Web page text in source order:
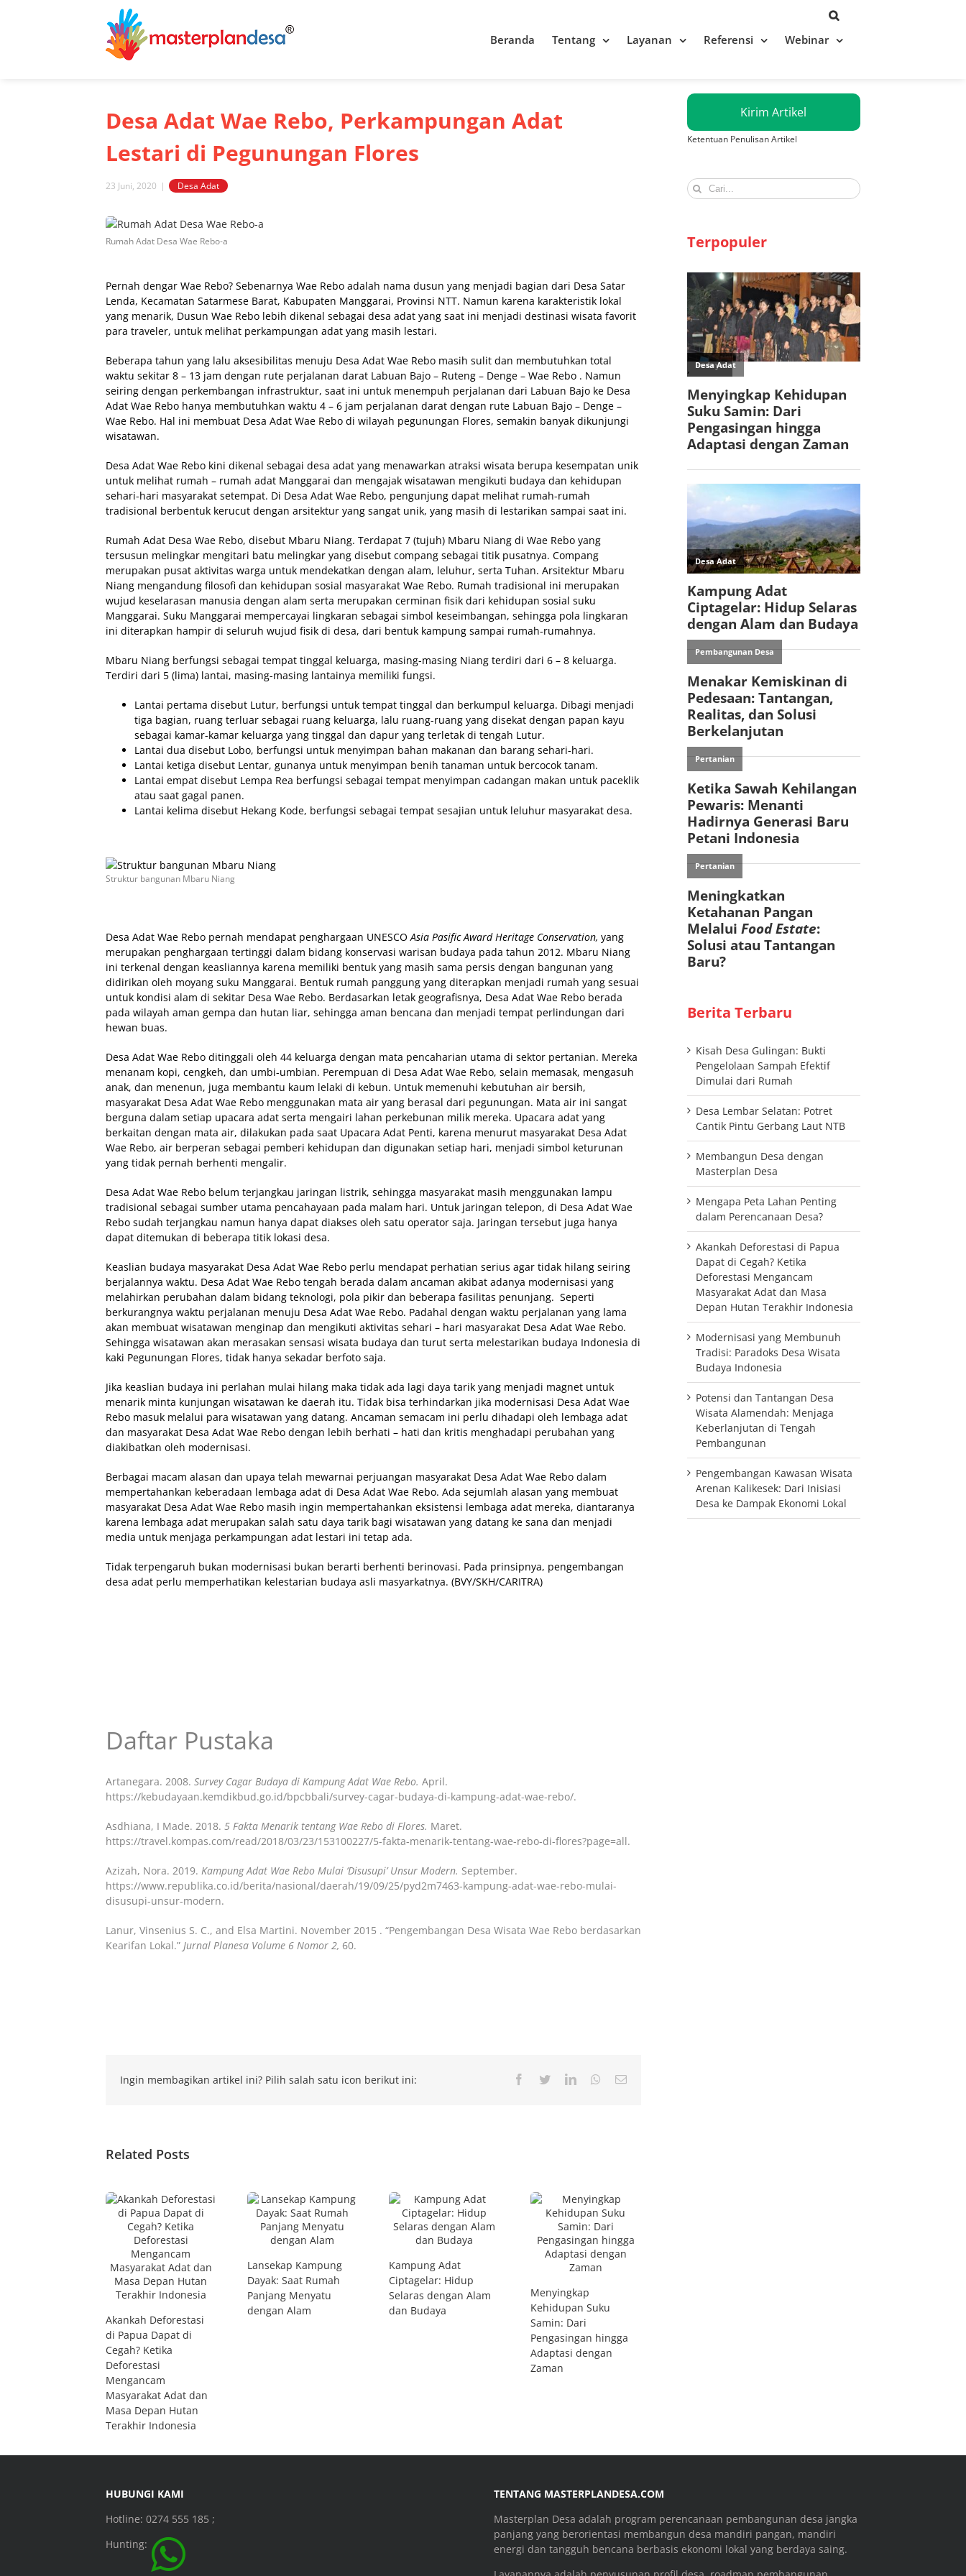
Beranda Tentang Layanan Referensi Webinar
Desa Adat Wae Rebo, Perkampungan Adat
Lestari di Pegunungan Flores
23 Juni, 2020 | Desa Adat
View
Larger
Rumah Adat Desa Wae Rebo-a
Pernah dengar Wae Rebo? Sebenarnya Wae Rebo adalah nama dusun yang menjadi bagian dari Desa Satar
Lenda, Kecamatan Satarmese Barat, Kabupaten Manggarai, Provinsi NTT. Namun karena karakteristik lokal
yang menarik, Dusun Wae Rebo lebih dikenal sebagai desa adat yang saat ini menjadi destinasi wisata favorit
para traveler, untuk melihat perkampungan adat yang masih lestari.
Beberapa tahun yang lalu aksesibilitas menuju Desa Adat Wae Rebo masih sulit dan membutuhkan total
waktu sekitar 8 – 13 jam dengan rute perjalanan darat Labuan Bajo – Ruteng – Denge – Wae Rebo . Namun
seiring dengan perkembangan infrastruktur, saat ini untuk menempuh perjalanan dari Labuan Bajo ke Desa
Adat Wae Rebo hanya membutuhkan waktu 4 – 6 jam perjalanan darat dengan rute Labuan Bajo – Denge –
Wae Rebo. Hal ini membuat Desa Adat Wae Rebo di wilayah pegunungan Flores, semakin banyak dikunjungi
wisatawan.
Desa Adat Wae Rebo kini dikenal sebagai desa adat yang menawarkan atraksi wisata berupa kesempatan unik
untuk melihat rumah – rumah adat Manggarai dan mengajak wisatawan mengikuti budaya dan kehidupan
sehari-hari masyarakat setempat. Di Desa Adat Wae Rebo, pengunjung dapat melihat rumah-rumah
tradisional berbentuk kerucut dengan arsitektur yang sangat unik, yang masih di lestarikan sampai saat ini.
Rumah Adat Desa Wae Rebo, disebut Mbaru Niang. Terdapat 7 (tujuh) Mbaru Niang di Wae Rebo yang
tersusun melingkar mengitari batu melingkar yang disebut compang sebagai titik pusatnya. Compang
merupakan pusat aktivitas warga untuk mendekatkan dengan alam, leluhur, serta Tuhan. Arsitektur Mbaru
Niang mengandung filosofi dan kehidupan sosial masyarakat Wae Rebo. Rumah tradisional ini merupakan
wujud keselarasan manusia dengan alam serta merupakan cerminan fisik dari kehidupan sosial suku
Manggarai. Suku Manggarai mempercayai lingkaran sebagai simbol keseimbangan, sehingga pola lingkaran
ini diterapkan hampir di seluruh wujud fisik di desa, dari bentuk kampung sampai rumah-rumahnya.
Mbaru Niang berfungsi sebagai tempat tinggal keluarga, masing-masing Niang terdiri dari 6 – 8 keluarga.
Terdiri dari 5 (lima) lantai, masing-masing lantainya memiliki fungsi.
Lantai pertama disebut Lutur, berfungsi untuk tempat tinggal dan berkumpul keluarga. Dibagi menjadi
tiga bagian, ruang terluar sebagai ruang keluarga, lalu ruang-ruang yang disekat dengan papan kayu
sebagai kamar-kamar keluarga yang tinggal dan dapur yang terletak di tengah Lutur.
Lantai dua disebut Lobo, berfungsi untuk menyimpan bahan makanan dan barang sehari-hari.
Lantai ketiga disebut Lentar, gunanya untuk menyimpan benih tanaman untuk bercocok tanam.
Lantai empat disebut Lempa Rea berfungsi sebagai tempat menyimpan cadangan makan untuk paceklik
atau saat gagal panen.
Lantai kelima disebut Hekang Kode, berfungsi sebagai tempat sesajian untuk leluhur masyarakat desa.
Struktur bangunan Mbaru Niang
Desa Adat Wae Rebo pernah mendapat penghargaan UNESCOAsia Pasific Award Heritage Conservation, yang
merupakan penghargaan tertinggi dalam bidang konservasi warisan budaya pada tahun 2012. Mbaru Niang
ini terkenal dengan keasliannya karena memiliki bentuk yang masih sama persis dengan bangunan yang
didirikan oleh moyang suku Manggarai. Bentuk rumah panggung yang diterapkan menjadi rumah yang sesuai
untuk kondisi alam di sekitar Desa Wae Rebo. Berdasarkan letak geografisnya, Desa Adat Wae Rebo berada
pada wilayah aman gempa dan hutan liar, sehingga aman bencana dan menjadi tempat perlindungan dari
hewan buas.
Desa Adat Wae Rebo ditinggali oleh 44 keluarga dengan mata pencaharian utama di sektor pertanian. Mereka
menanam kopi, cengkeh, dan umbi-umbian. Perempuan di Desa Adat Wae Rebo, selain memasak, mengasuh
anak, dan menenun, juga membantu kaum lelaki di kebun. Untuk memenuhi kebutuhan air bersih,
masyarakat Desa Adat Wae Rebo menggunakan mata air yang berasal dari pegunungan. Mata air ini sangat
berguna dalam setiap upacara adat serta mengairi lahan perkebunan milik mereka. Upacara adat yang
berkaitan dengan mata air, dilakukan pada saat Upacara Adat Penti, karena menurut masyarakat Desa Adat
Wae Rebo, air berperan sebagai pemberi kehidupan dan digunakan setiap hari, menjadi simbol keturunan
yang tidak pernah berhenti mengalir.
Desa Adat Wae Rebo belum terjangkau jaringan listrik, sehingga masyarakat masih menggunakan lampu
tradisional sebagai sumber utama pencahayaan pada malam hari. Untuk jaringan telepon, di Desa Adat Wae
Rebo sudah terjangkau namun hanya dapat diakses oleh satu operator saja. Jaringan tersebut juga hanya
dapat ditemukan di beberapa titik lokasi desa.
Keaslian budaya masyarakat Desa Adat Wae Rebo perlu mendapat perhatian serius agar tidak hilang seiring
berjalannya waktu. Desa Adat Wae Rebo tengah berada dalam ancaman akibat adanya modernisasi yang
melahirkan perubahan dalam bidang teknologi, pola pikir dan beberapa fasilitas penunjang. Seperti
berkurangnya waktu perjalanan menuju Desa Adat Wae Rebo. Padahal dengan waktu perjalanan yang lama
akan membuat wisatawan menginap dan mengikuti aktivitas sehari – hari masyarakat Desa Adat Wae Rebo.
Sehingga wisatawan akan merasakan sensasi wisata budaya dan turut serta melestarikan budaya Indonesia di
kaki Pegunungan Flores, tidak hanya sekadar berfoto saja.
Jika keaslian budaya ini perlahan mulai hilang maka tidak ada lagi daya tarik yang menjadi magnet untuk
menarik minta kunjungan wisatawan ke daerah itu. Tidak bisa terhindarkan jika modernisasi Desa Adat Wae
Rebo masuk melalui para wisatawan yang datang. Ancaman semacam ini perlu dihadapi oleh lembaga adat
dan masyarakat Desa Adat Wae Rebo dengan lebih berhati – hati dan kritis menghadapi perubahan yang
diakibatkan oleh modernisasi.
Berbagai macam alasan dan upaya telah mewarnai perjuangan masyarakat Desa Adat Wae Rebo dalam
mempertahankan keberadaan lembaga adat di Desa Adat Wae Rebo. Ada sejumlah alasan yang membuat
masyarakat Desa Adat Wae Rebo masih ingin mempertahankan eksistensi lembaga adat mereka, diantaranya
karena lembaga adat merupakan salah satu daya tarik bagi wisatawan yang datang ke sana dan menjadi
media untuk menjaga perkampungan adat lestari ini tetap ada.
Tidak terpengaruh bukan modernisasi bukan berarti berhenti berinovasi. Pada prinsipnya, pengembangan
desa adat perlu memperhatikan kelestarian budaya asli masyarkatnya. (BVY/SKH/CARITRA)
Daftar Pustaka
Artanegara. 2008. Survey Cagar Budaya di Kampung Adat Wae Rebo. April.
https://kebudayaan.kemdikbud.go.id/bpcbbali/survey-cagar-budaya-di-kampung-adat-wae-rebo/.
Asdhiana, I Made. 2018. 5 Fakta Menarik tentang Wae Rebo di Flores. Maret.
https://travel.kompas.com/read/2018/03/23/153100227/5-fakta-menarik-tentang-wae-rebo-di-flores?page=all.
Azizah, Nora. 2019. Kampung Adat Wae Rebo Mulai ‘Disusupi’ Unsur Modern. September.
https://www.republika.co.id/berita/nasional/daerah/19/09/25/pyd2m7463-kampung-adat-wae-rebo-mulai-
disusupi-unsur-modern.
Lanur, Vinsenius S. C., and Elsa Martini. November 2015 . “Pengembangan Desa Wisata Wae Rebo berdasarkan
Kearifan Lokal.” Jurnal Planesa Volume 6 Nomor 2, 60.
Ingin membagikan artikel ini? Pilih salah satu icon berikut ini: Facebook
TwitterLinkedInWhatsapp
Email
Related Posts
Akankah Deforestasi
di Papua Dapat di
Cegah? Ketika
Deforestasi
Mengancam
Masyarakat Adat dan
Masa Depan Hutan
Terakhir Indonesia
Lansekap Kampung
Dayak: Saat Rumah
Panjang Menyatu
dengan Alam
Kampung Adat
Ciptagelar: Hidup
Selaras dengan Alam
dan Budaya
Menyingkap
Kehidupan Suku
Samin: Dari
Pengasingan hingga
Adaptasi dengan
Zaman
Kirim Artikel
Ketentuan Penulisan Artikel
Search
for:
Terpopuler
Berita Terbaru
Kisah Desa Gulingan: Bukti
Pengelolaan Sampah Efektif
Dimulai dari Rumah
Desa Lembar Selatan: Potret
Cantik Pintu Gerbang Laut NTB
Membangun Desa dengan
Masterplan Desa
Mengapa Peta Lahan Penting
dalam Perencanaan Desa?
Akankah Deforestasi di Papua
Dapat di Cegah? Ketika
Deforestasi Mengancam
Masyarakat Adat dan Masa
Depan Hutan Terakhir Indonesia
Modernisasi yang Membunuh
Tradisi: Paradoks Desa Wisata
Budaya Indonesia
Potensi dan Tantangan Desa
Wisata Alamendah: Menjaga
Keberlanjutan di Tengah
Pembangunan
Pengembangan Kawasan Wisata
Arenan Kalikesek: Dari Inisiasi
Desa ke Dampak Ekonomi Lokal
HUBUNGI KAMI
Hotline: 0274 555 185 ;
Hunting:
TENTANG MASTERPLANDESA.COM
Masterplan Desa adalah program perencanaan pembangunan desa jangka
panjang yang berorientasi membangun desa mandiri pangan, mandiri
energi dan tangguh bencana berbasis ekonomi lokal yang berdaya saing.